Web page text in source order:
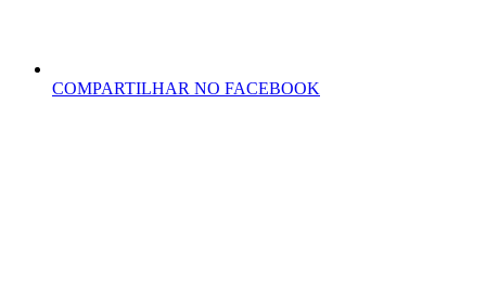
COMPARTILHAR NO FACEBOOK